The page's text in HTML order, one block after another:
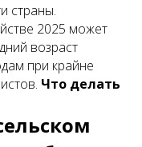
страны.
2025 может
возраст
при крайне
Что делать